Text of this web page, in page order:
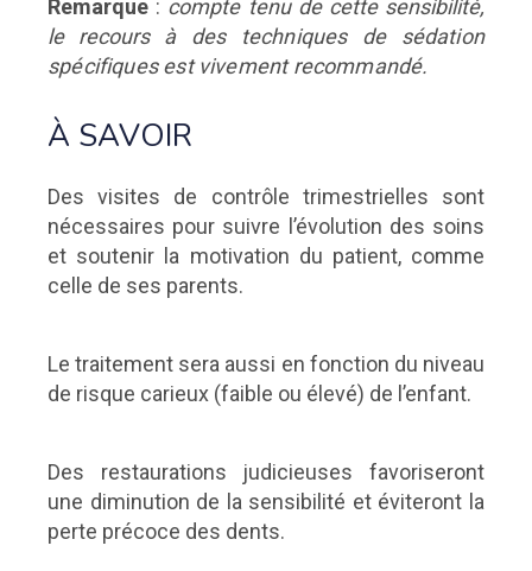
Remarque : compte tenu de cette sensibilité,
le recours à des techniques de sédation
spécifiques est vivementrecommandé.
À SAVOIR
Des visites de contrôle trimestrielles sont
nécessaires pour suivre l’évolution des soins
et soutenir la motivation du patient, comme
celle de ses parents.
Le traitement sera aussi en fonction du niveau
de risque carieux (faible ou élevé) de l’enfant.
Des restaurations judicieuses favoriseront
une diminution de la sensibilité et éviteront la
perte précoce des dents.